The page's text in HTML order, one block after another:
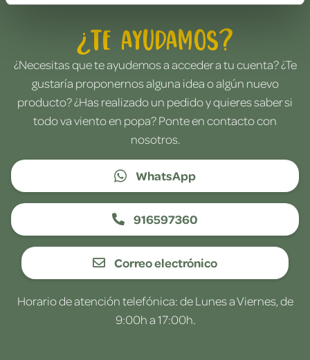
¿Te ayudamos?
¿Necesitas que te ayudemos a acceder a tu cuenta? ¿Te
gustaría proponernos alguna idea o algún nuevo
producto? ¿Has realizado un pedido y quieres saber si
todo va viento en popa? Ponte en contacto con
nosotros.
WhatsApp
916597360
Correo electrónico
Horario de atención telefónica: de Lunes a Viernes, de
9:00h a 17:00h.